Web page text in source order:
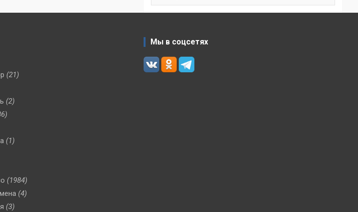
(21)
(2)
(1)
(1984)
(4)
(3)
Мы в соцсетях